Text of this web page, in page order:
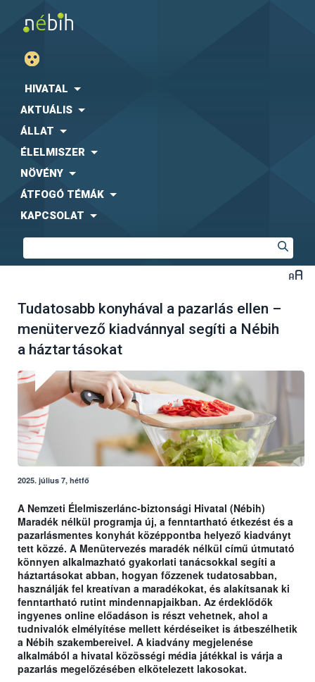
HIVATAL
AKTUÁLIS
ÁLLAT
ÉLELMISZER
NÖVÉNY
ÁTFOGÓ TÉMÁK
KAPCSOLAT
Tudatosabb konyhával a pazarlás ellen –
menütervező kiadvánnyal segíti a Nébih
a háztartásokat
2025. július 7, hétfő
A Nemzeti Élelmiszerlánc-biztonsági Hivatal (Nébih)
Maradék nélkül programja új, a fenntartható étkezést és a
pazarlásmentes konyhát középpontba helyező kiadványt
tett közzé. A Menütervezés maradék nélkül című útmutató
könnyen alkalmazható gyakorlati tanácsokkal segíti a
háztartásokat abban, hogyan főzzenek tudatosabban,
használják fel kreatívan a maradékokat, és alakítsanak ki
fenntartható rutint mindennapjaikban. Az érdeklődők
ingyenes online előadáson is részt vehetnek, ahol a
tudnivalók elmélyítése mellett kérdéseiket is átbeszélhetik
a Nébih szakembereivel. A kiadvány megjelenése
alkalmából a hivatal közösségi média játékkal is várja a
pazarlás megelőzésében elkötelezett lakosokat.